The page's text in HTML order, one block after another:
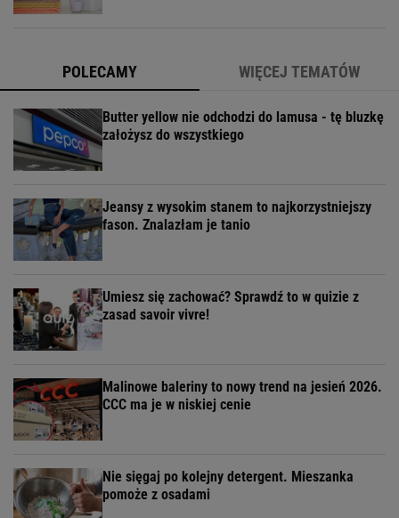
POLECAMY WIĘCEJ TEMATÓW
Butter yellow nie odchodzi do lamusa - tę bluzkę
założysz do wszystkiego
Jeansy z wysokim stanem to najkorzystniejszy
fason. Znalazłam je tanio
Umiesz się zachować? Sprawdź to w quizie z
zasad savoir vivre!
Malinowe baleriny to nowy trend na jesień 2026.
CCC ma je w niskiej cenie
Nie sięgaj po kolejny detergent. Mieszanka
pomoże z osadami